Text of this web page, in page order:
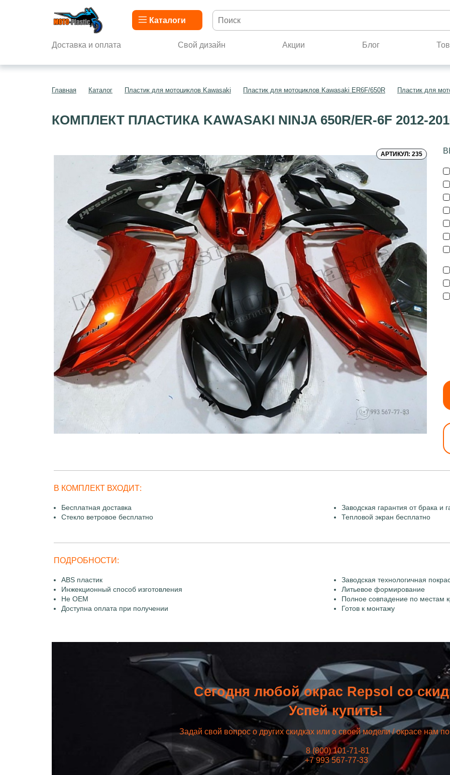
Каталоги
Доставка и оплата Свой дизайн Акции Блог
Главная Каталог Пластик для мотоциклов Kawasaki Пластик для мотоциклов Kawasaki ER6F/650R Пластик для
КОМПЛЕКТ ПЛАСТИКА KAWASAKI NINJA 650R/ER-6F 2012-
АРТИКУЛ: 235
В КОМПЛЕКТ ВХОДИТ:
Бесплатная доставка
Заводская гарантия от брака и
Стекло ветровое бесплатно
Тепловой экран бесплатно
ПОДРОБНОСТИ:
ABS пластик
Заводская технологичная
Инжекционный способ изготовления
Литьевое формирование
Не OEM
Полное совпадение по местам
Доступна оплата при получении
Готов к монтажу
Сегодня любой окрас Repsol со
Успей купить!
Задай свой вопрос о других скидках или о своей модели / окрасе нам
8 (800) 101-71-81
+7 993 567-77-33